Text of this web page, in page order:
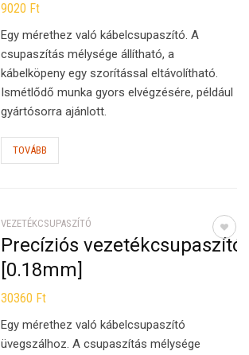
9020 Ft
Egy mérethez való kábelcsupaszító. A
csupaszítás mélysége állítható, a
kábelköpeny egy szorítással eltávolítható.
Ismétlődő munka gyors elvégzésére, például
gyártósorra ajánlott.
TOVÁBB
VEZETÉKCSUPASZÍTÓ
Precíziós vezetékcsupaszító
[0.18mm]
30360 Ft
Egy mérethez való kábelcsupaszító
üvegszálhoz. A csupaszítás mélysége